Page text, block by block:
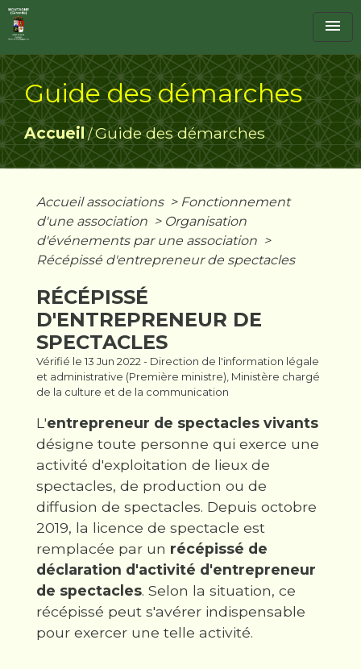
menu
Guide des démarches
Accueil/Guide des démarches
Accueil associations > Fonctionnement
d'une association > Organisation
d'événements par une association >
Récépissé d'entrepreneur de spectacles
RÉCÉPISSÉ
D'ENTREPRENEUR DE
SPECTACLES
Vérifié le 13 Jun 2022 - Direction de l'information légale
et administrative (Première ministre), Ministère chargé
de la culture et de la communication
L'entrepreneur de spectacles vivants
désigne toute personne qui exerce une
activité d'exploitation de lieux de
spectacles, de production ou de
diffusion de spectacles. Depuis octobre
2019, la licence de spectacle est
remplacée par un récépissé de
déclaration d'activité d'entrepreneur
de spectacles. Selon la situation, ce
récépissé peut s'avérer indispensable
pour exercer une telle activité.